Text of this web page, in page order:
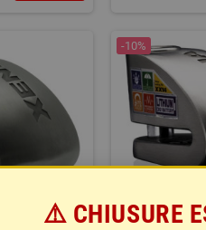
-10%
⚠️ CHIUSURE